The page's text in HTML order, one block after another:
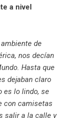
a nivel
de
nos decían
Hasta que
dejaban claro
es lo lindo, se
con camisetas
salir a la calle y